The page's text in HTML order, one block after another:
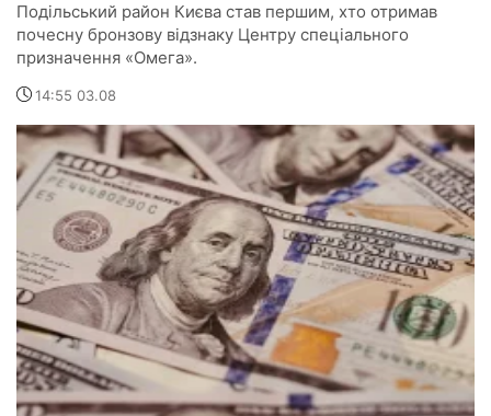
Подільський район Києва став першим, хто отримав
почесну бронзову відзнаку Центру спеціального
призначення «Омега».
14:55 03.08